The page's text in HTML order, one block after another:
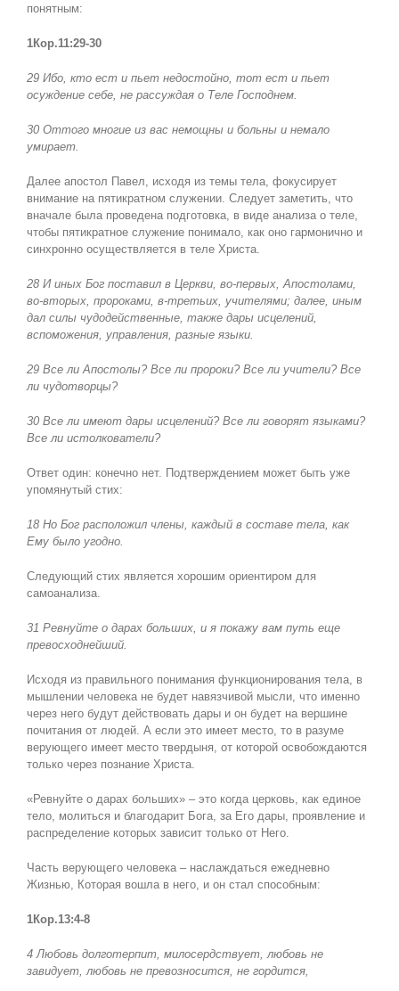
понятным:
1Кор.11:29-30
29 Ибо, кто ест и пьет недостойно, тот ест и пьет
осуждение себе, не рассуждая о Теле Господнем.
30 Оттого многие из вас немощны и больны и немало
умирает.
Далее апостол Павел, исходя из темы тела, фокусирует
внимание на пятикратном служении. Следует заметить, что
вначале была проведена подготовка, в виде анализа о теле,
чтобы пятикратное служение понимало, как оно гармонично и
синхронно осуществляется в теле Христа.
28 И иных Бог поставил в Церкви, во-первых, Апостолами,
во-вторых, пророками, в-третьих, учителями; далее, иным
дал силы чудодейственные, также дары исцелений,
вспоможения, управления, разные языки.
29 Все ли Апостолы? Все ли пророки? Все ли учители? Все
ли чудотворцы?
30 Все ли имеют дары исцелений? Все ли говорят языками?
Все ли истолкователи?
Ответ один: конечно нет. Подтверждением может быть уже
упомянутый стих:
18 Но Бог расположил члены, каждый в составе тела, как
Ему было угодно.
Следующий стих является хорошим ориентиром для
самоанализа.
31 Ревнуйте о дарах больших, и я покажу вам путь еще
превосходнейший.
Исходя из правильного понимания функционирования тела, в
мышлении человека не будет навязчивой мысли, что именно
через него будут действовать дары и он будет на вершине
почитания от людей. А если это имеет место, то в разуме
верующего имеет место твердыня, от которой освобождаются
только через познание Христа.
«Ревнуйте о дарах больших» – это когда церковь, как единое
тело, молиться и благодарит Бога, за Его дары, проявление и
распределение которых зависит только от Него.
Часть верующего человека – наслаждаться ежедневно
Жизнью, Которая вошла в него, и он стал способным:
1Кор.13:4-8
4 Любовь долготерпит, милосердствует, любовь не
завидует, любовь не превозносится, не гордится,